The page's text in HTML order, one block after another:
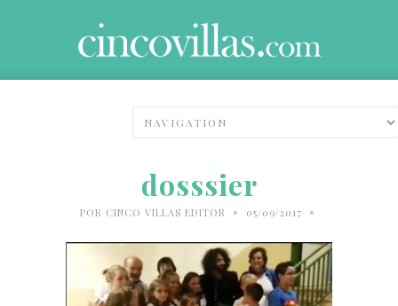
dosssier
POR CINCO VILLAS EDITOR • 05/09/2017 •